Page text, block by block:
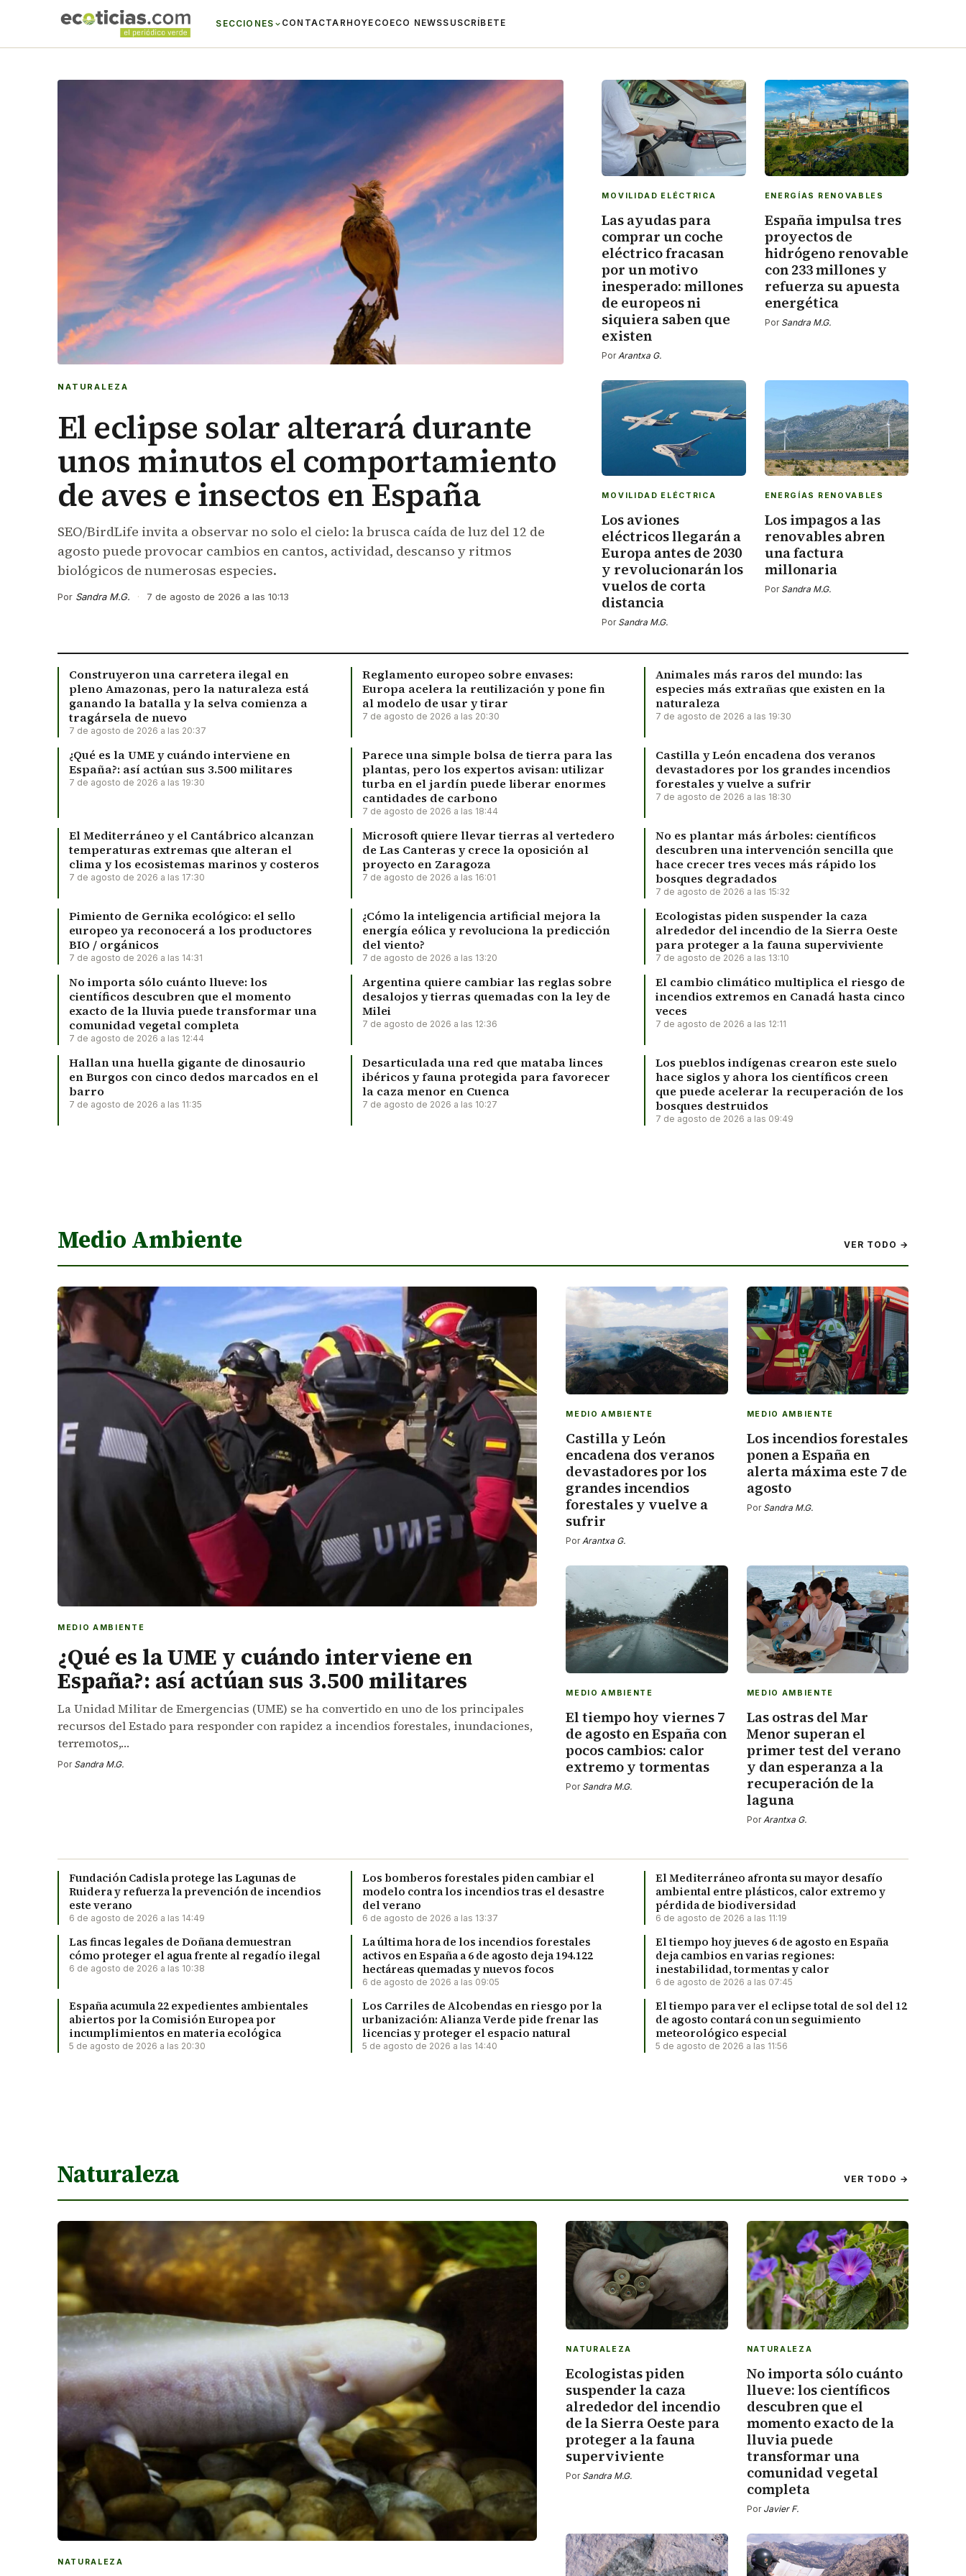
SECCIONES CONTACTAR HOYECO ECO NEWSSUSCRÍBETE
NATURALEZA
El eclipse solar alterará durante
unos minutos el comportamiento
de aves e insectos en España
SEO/BirdLife invita a observar no solo el cielo: la brusca caída de luz del 12 de
agosto puede provocar cambios en cantos, actividad, descanso y ritmos
biológicos de numerosas especies.
Por Sandra M.G. · 7 de agosto de 2026 a las 10:13
MOVILIDAD ELÉCTRICA
Las ayudas para
comprar un coche
eléctrico fracasan
por un motivo
inesperado: millones
de europeos ni
siquiera saben que
existen
Por Arantxa G.
ENERGÍAS RENOVABLES
España impulsa tres
proyectos de
hidrógeno renovable
con 233 millones y
refuerza su apuesta
energética
Por Sandra M.G.
MOVILIDAD ELÉCTRICA
Los aviones
eléctricos llegarán a
Europa antes de 2030
y revolucionarán los
vuelos de corta
distancia
Por Sandra M.G.
ENERGÍAS RENOVABLES
Los impagos a las
renovables abren
una factura
millonaria
Por Sandra M.G.
Construyeron una carretera ilegal en
pleno Amazonas, pero la naturaleza está
ganando la batalla y la selva comienza a
tragársela de nuevo
7 de agosto de 2026 a las 20:37
Reglamento europeo sobre envases:
Europa acelera la reutilización y pone fin
al modelo de usar y tirar
7 de agosto de 2026 a las 20:30
Animales más raros del mundo: las
especies más extrañas que existen en la
naturaleza
7 de agosto de 2026 a las 19:30
¿Qué es la UME y cuándo interviene en
España?: así actúan sus 3.500 militares
7 de agosto de 2026 a las 19:30
Parece una simple bolsa de tierra para las
plantas, pero los expertos avisan: utilizar
turba en el jardín puede liberar enormes
cantidades de carbono
7 de agosto de 2026 a las 18:44
Castilla y León encadena dos veranos
devastadores por los grandes incendios
forestales y vuelve a sufrir
7 de agosto de 2026 a las 18:30
El Mediterráneo y el Cantábrico alcanzan
temperaturas extremas que alteran el
clima y los ecosistemas marinos y costeros
7 de agosto de 2026 a las 17:30
Microsoft quiere llevar tierras al vertedero
de Las Canteras y crece la oposición al
proyecto en Zaragoza
7 de agosto de 2026 a las 16:01
No es plantar más árboles: científicos
descubren una intervención sencilla que
hace crecer tres veces más rápido los
bosques degradados
7 de agosto de 2026 a las 15:32
Pimiento de Gernika ecológico: el sello
europeo ya reconocerá a los productores
BIO / orgánicos
7 de agosto de 2026 a las 14:31
¿Cómo la inteligencia artificial mejora la
energía eólica y revoluciona la predicción
del viento?
7 de agosto de 2026 a las 13:20
Ecologistas piden suspender la caza
alrededor del incendio de la Sierra Oeste
para proteger a la fauna superviviente
7 de agosto de 2026 a las 13:10
No importa sólo cuánto llueve: los
científicos descubren que el momento
exacto de la lluvia puede transformar una
comunidad vegetal completa
7 de agosto de 2026 a las 12:44
Argentina quiere cambiar las reglas sobre
desalojos y tierras quemadas con la ley de
Milei
7 de agosto de 2026 a las 12:36
El cambio climático multiplica el riesgo de
incendios extremos en Canadá hasta cinco
veces
7 de agosto de 2026 a las 12:11
Hallan una huella gigante de dinosaurio
en Burgos con cinco dedos marcados en el
barro
7 de agosto de 2026 a las 11:35
Desarticulada una red que mataba linces
ibéricos y fauna protegida para favorecer
la caza menor en Cuenca
7 de agosto de 2026 a las 10:27
Los pueblos indígenas crearon este suelo
hace siglos y ahora los científicos creen
que puede acelerar la recuperación de los
bosques destruidos
7 de agosto de 2026 a las 09:49
Medio Ambiente VER TODO →
MEDIO AMBIENTE
¿Qué es la UME y cuándo interviene en
España?: así actúan sus 3.500 militares
La Unidad Militar de Emergencias (UME) se ha convertido en uno de los principales
recursos del Estado para responder con rapidez a incendios forestales, inundaciones,
terremotos,…
Por Sandra M.G.
MEDIO AMBIENTE
Castilla y León
encadena dos veranos
devastadores por los
grandes incendios
forestales y vuelve a
sufrir
PorArantxa G.
MEDIO AMBIENTE
Los incendios forestales
ponen a España en
alerta máxima este 7 de
agosto
Por Sandra M.G.
MEDIO AMBIENTE
El tiempo hoy viernes 7
de agosto en España con
pocos cambios: calor
extremo y tormentas
Por Sandra M.G.
MEDIO AMBIENTE
Las ostras del Mar
Menor superan el
primer test del verano
y dan esperanza a la
recuperación de la
laguna
PorArantxa G.
Fundación Cadisla protege las Lagunas de
Ruidera y refuerza la prevención de incendios
este verano
6 de agosto de 2026 a las 14:49
Los bomberos forestales piden cambiar el
modelo contra los incendios tras el desastre
del verano
6 de agosto de 2026 a las 13:37
El Mediterráneo afronta su mayor desafío
ambiental entre plásticos, calor extremo y
pérdida de biodiversidad
6 de agosto de 2026 a las 11:19
Las fincas legales de Doñana demuestran
cómo proteger el agua frente al regadío ilegal
6 de agosto de 2026 a las 10:38
La última hora de los incendios forestales
activos en España a 6 de agosto deja 194.122
hectáreas quemadas y nuevos focos
6 de agosto de 2026 a las 09:05
El tiempo hoy jueves 6 de agosto en España
deja cambios en varias regiones:
inestabilidad, tormentas y calor
6 de agosto de 2026 a las 07:45
España acumula 22 expedientes ambientales
abiertos por la Comisión Europea por
incumplimientos en materia ecológica
5 de agosto de 2026 a las 20:30
Los Carriles de Alcobendas en riesgo por la
urbanización: Alianza Verde pide frenar las
licencias y proteger el espacio natural
5 de agosto de 2026 a las 14:40
El tiempo para ver el eclipse total de sol del 12
de agosto contará con un seguimiento
meteorológico especial
5 de agosto de 2026 a las 11:56
Naturaleza VER TODO →
NATURALEZA
NATURALEZA
Ecologistas piden
suspender la caza
alrededor del incendio
de la Sierra Oeste para
proteger a la fauna
superviviente
Por Sandra M.G.
NATURALEZA
No importa sólo cuánto
llueve: los científicos
descubren que el
momento exacto de la
lluvia puede
transformar una
comunidad vegetal
completa
Por Javier F.